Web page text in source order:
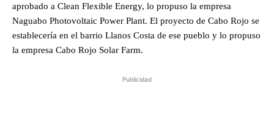
aprobado a Clean Flexible Energy, lo propuso la empresa
Naguabo Photovoltaic Power Plant. El proyecto de Cabo Rojo se
establecería en el barrio Llanos Costa de ese pueblo y lo propuso
la empresa Cabo Rojo Solar Farm.
Publicidad